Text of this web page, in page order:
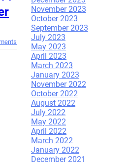
November 2023
October 2023
September 2023
July 2023
May 2023
April 2023
March 2023
January 2023
November 2022
October 2022
August 2022
July 2022
May 2022
April 2022
March 2022
January 2022
December 2021